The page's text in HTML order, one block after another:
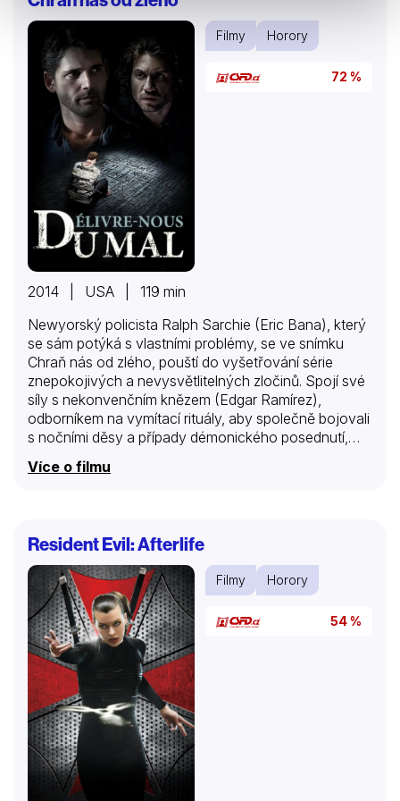
Filmy Horory
72 %
2014 | USA | 119 min
Newyorský policista Ralph Sarchie (Eric Bana), který
se sám potýká s vlastními problémy, se ve snímku
Chraň nás od zlého, pouští do vyšetřování série
znepokojivých a nevysvětlitelných zločinů. Spojí své
síly s nekonvenčním knězem (Edgar Ramírez),
odborníkem na vymítací rituály, aby společně bojovali
s nočními děsy a případy démonického posednutí,
která popisuje Sarchieho skutečné mrazivé případy.
Více o filmu
Resident Evil: Afterlife
Filmy Horory
54 %